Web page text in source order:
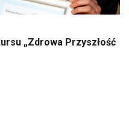
„Zdrowa Przyszłość